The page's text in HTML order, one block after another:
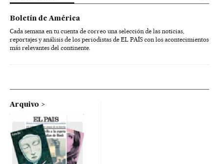
Boletín de América
Cada semana en tu cuenta de correo una selección de las noticias,
reportajes y análisis de los periodistas de EL PAÍS con los acontecimientos
más relevantes del continente.
Arquivo